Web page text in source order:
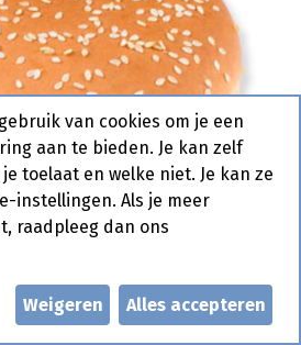
Bun Sesam 4.5
van cookies om je een
aan te bieden. Je kan zelf
toelaat en welke niet. Je kan ze
instellingen. Als je meer
raadpleeg dan ons
Weigeren Alles accepteren